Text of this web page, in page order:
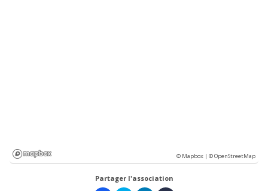
© Mapbox |© OpenStreetMap
Partager l'association